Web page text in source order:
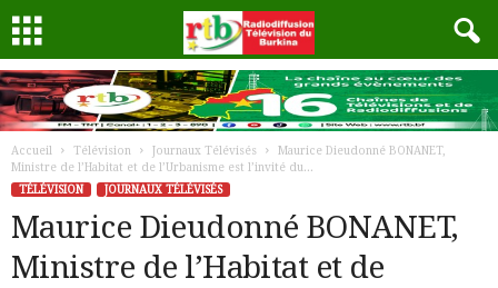
Accueil Télévision Journaux Télévisés
Maurice Dieudonné BONANET,
Ministre de l’Habitat et de l’Urbanisme est l’invité du...
TÉLÉVISION
JOURNAUX TÉLÉVISÉS
Maurice Dieudonné BONANET,
Ministre de l’Habitat et de